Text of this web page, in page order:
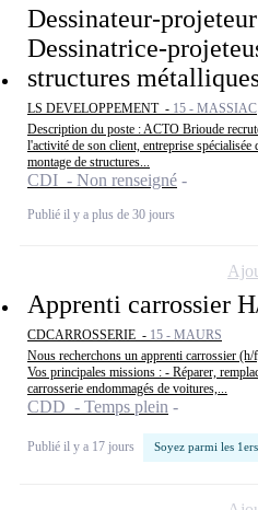
Dessinateur-
Dessinatrice-
structures
LS DEVELOPPEMENT - 15 - MASSIAC
Description du poste : ACTO Brioude
l'activité de son client, entreprise
montage de structures...
CDI - Non renseigné
Publié il y a plus de 30 jours
Apprenti carrossier
CDCARROSSERIE - 15 - MAURS
Nous recherchons un apprenti carrossier
Vos principales missions : - Réparer,
carrosserie endommagés de voitures,...
CDD - Temps plein
Publié il y a 17 jours Soyez parmi les